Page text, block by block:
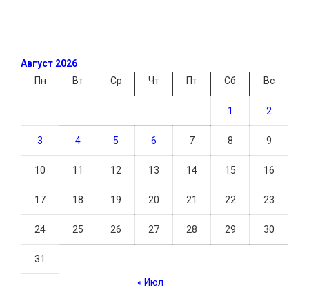
Август 2026
Пн
Вт Ср Чт Пт Сб Вс
1 2
3 4 5 6 7 8 9
10 11 12 13 14 15 16
17 18 19 20 21 22 23
24 25 26 27 28 29 30
31
« Июл